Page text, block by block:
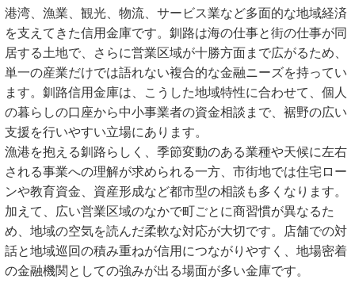
港湾、漁業、観光、物流、サービス業など多面的な地域経済
を支えてきた信用金庫です。釧路は海の仕事と街の仕事が同
居する土地で、さらに営業区域が十勝方面まで広がるため、
単一の産業だけでは語れない複合的な金融ニーズを持ってい
ます。釧路信用金庫は、こうした地域特性に合わせて、個人
の暮らしの口座から中小事業者の資金相談まで、裾野の広い
支援を行いやすい立場にあります。
漁港を抱える釧路らしく、季節変動のある業種や天候に左右
される事業への理解が求められる一方、市街地では住宅ロー
ンや教育資金、資産形成など都市型の相談も多くなります。
加えて、広い営業区域のなかで町ごとに商習慣が異なるた
め、地域の空気を読んだ柔軟な対応が大切です。店舗での対
話と地域巡回の積み重ねが信用につながりやすく、地場密着
の金融機関としての強みが出る場面が多い金庫です。